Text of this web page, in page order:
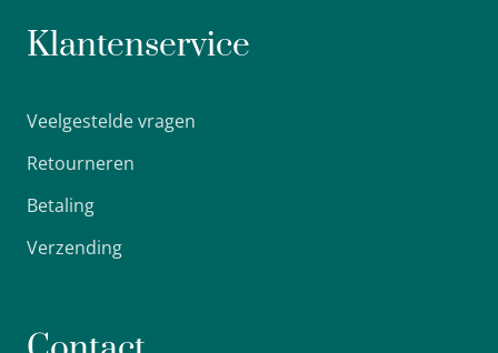
Klantenservice
Veelgestelde vragen
Retourneren
Betaling
Verzending